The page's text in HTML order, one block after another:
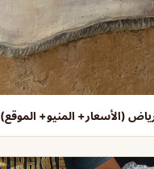
(الأسعار+ المنيو+ الموقع)